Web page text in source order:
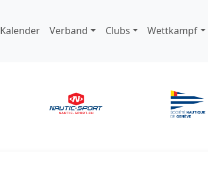
Kalender Verband Clubs Wettkampf